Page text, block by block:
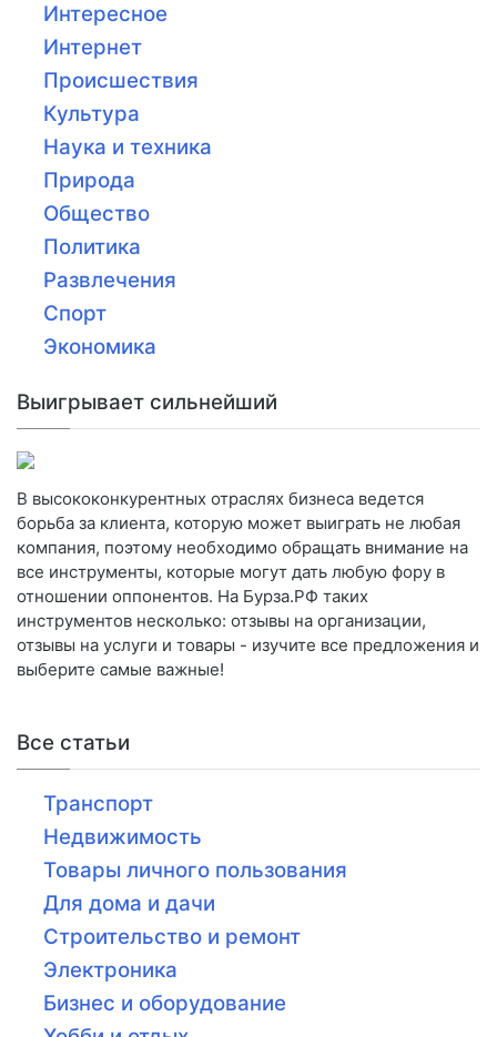
Интересное
Интернет
Происшествия
Культура
Наука и техника
Природа
Общество
Политика
Развлечения
Спорт
Экономика
Выигрывает сильнейший
В высококонкурентных отраслях бизнеса ведется
борьба за клиента, которую может выиграть не любая
компания, поэтому необходимо обращать внимание на
все инструменты, которые могут дать любую фору в
отношении оппонентов. На Бурза.РФ таких
инструментов несколько: отзывы на организации,
отзывы на услуги и товары - изучите все предложения и
выберите самые важные!
Все статьи
Транспорт
Недвижимость
Товары личного пользования
Для дома и дачи
Строительство и ремонт
Электроника
Бизнес и оборудование